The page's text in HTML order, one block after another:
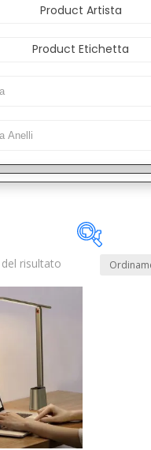
Product Artista
Product Etichetta
Product Artista
Product Etichetta
risultato